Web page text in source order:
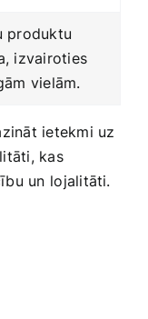
‌produktu
izvairoties
vielām.
ietekmi uz
kas
un ⁤lojalitāti.